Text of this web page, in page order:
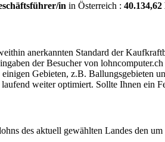
in in Österreich :
anerkannten Standard der
der Besucher von
Gebieten, z.B.
weiter optimiert. Sollte Ihnen ein
des aktuell gewählten Landes den